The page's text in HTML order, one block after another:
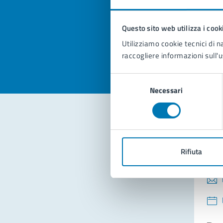
Questo sito web utilizza i
Utilizziamo cookie tecnici di
raccogliere informazioni
del
Necessari
Rifiuta
Valuta la